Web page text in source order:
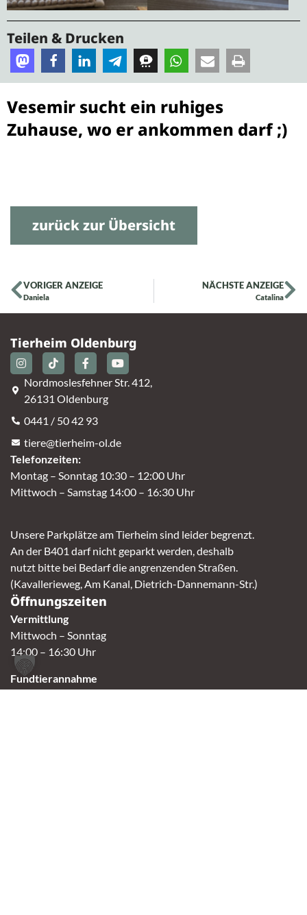
Vesemir sucht ein ruhiges
Zuhause, wo er ankommen darf ;)
Teilen & Drucken
zurück zur Übersicht
VORIGER ANZEIGE
Daniela
NÄCHSTE ANZEIGE
Catalina
Tierheim Oldenburg
Nordmoslesfehner Str. 412,
26131 Oldenburg
0441 / 50 42 93
tiere@tierheim-ol.de
Telefonzeiten:
Montag – Sonntag 10:30 – 12:00 Uhr
Mittwoch – Samstag 14:00 – 16:30 Uhr
Unsere Parkplätze am Tierheim sind leider begrenzt.
An der B401 darf nicht geparkt werden, deshalb
nutzt bitte bei Bedarf die angrenzenden Straßen.
(Kavallerieweg, Am Kanal, Dietrich-Dannemann-Str.)
Öffnungszeiten
Vermittlung
Mittwoch – Sonntag
14:00 – 16:30 Uhr
Fundtierannahme